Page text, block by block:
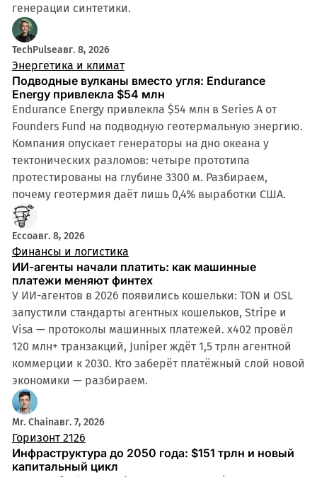
генерации синтетики.
TechPulseавг. 8, 2026
Энергетика и климат
Подводные вулканы вместо угля: Endurance
Energy привлекла $54 млн
Endurance Energy привлекла $54 млн в Series A от
Founders Fund на подводную геотермальную энергию.
Компания опускает генераторы на дно океана у
тектонических разломов: четыре прототипа
протестированы на глубине 3300 м. Разбираем,
почему геотермия даёт лишь 0,4% выработки США.
Eccoавг. 8, 2026
Финансы и логистика
ИИ-агенты начали платить: как машинные
платежи меняют финтех
У ИИ-агентов в 2026 появились кошельки: TON и OSL
запустили стандарты агентных кошельков, Stripe и
Visa — протоколы машинных платежей. x402 провёл
120 млн+ транзакций, Juniper ждёт 1,5 трлн агентной
коммерции к 2030. Кто заберёт платёжный слой новой
экономики — разбираем.
Mr. Chainавг. 7, 2026
Горизонт 2126
Инфраструктура до 2050 года: $151 трлн и новый
капитальный цикл